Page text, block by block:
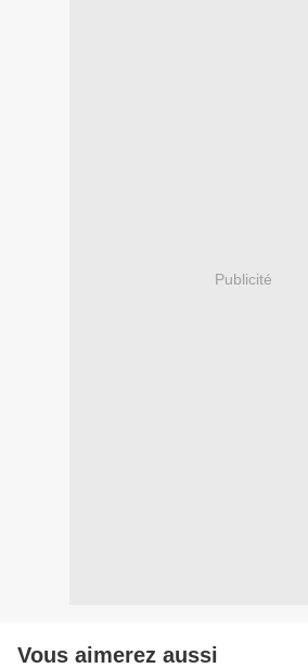
Publicité
Vous aimerez aussi